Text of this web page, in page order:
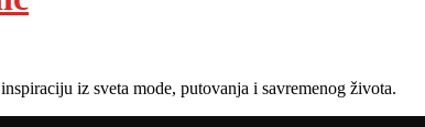
iz sveta mode, putovanja i savremenog života.